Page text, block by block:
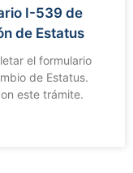
I-539 de
de Estatus
el formulario
de Estatus.
este trámite.